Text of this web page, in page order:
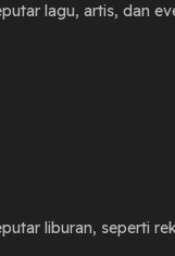
lagu, artis, dan
liburan, seperti